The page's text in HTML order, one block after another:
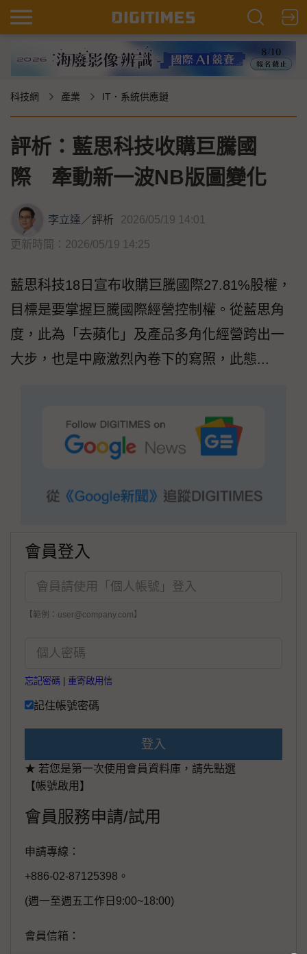
科技網 產業 IT．系統供應鏈
評析：藍思科技收購巨騰國
際 牽動新一波NB版圖變化
李立達／評析 2026/05/19 14:01
更新時間：2026/05/19 14:25
藍思科技18日宣布收購巨騰國際27.81%股權，
目標是要掌握巨騰國際經營控制權。從藍思角
度，此為「去蘋化」及產品多角化經營跨出一
大步，也是中廠激烈內卷下的寫照，此態...
會員登入
【範例：user@company.com】
忘記密碼 重寄啟用信
記住帳號密碼
登入
★ 若您是第一次使用會員資料庫，請先點選
【帳號啟用】
會員服務申請/試用
申請專線：
+886-02-87125398。
(週一至週五工作日9:00~18:00)
會員信箱：